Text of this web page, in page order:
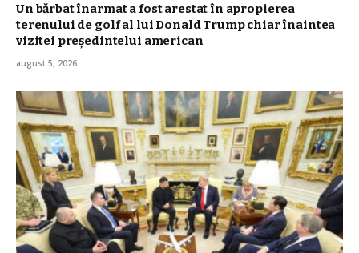
Un bărbat înarmat a fost arestat în apropierea
terenului de golf al lui Donald Trump chiar înaintea
vizitei președintelui american
august 5, 2026